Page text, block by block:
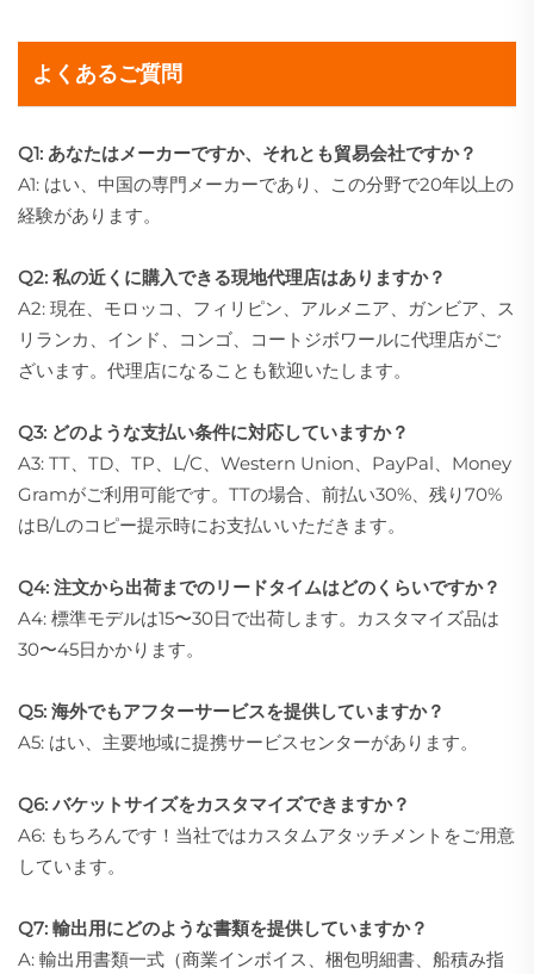
よくあるご質問
Q1: あなたはメーカーですか、それとも貿易会社ですか？
A1: はい、中国の専門メーカーであり、この分野で20年以上の
経験があります。
Q2: 私の近くに購入できる現地代理店はありますか？
A2: 現在、モロッコ、フィリピン、アルメニア、ガンビア、ス
リランカ、インド、コンゴ、コートジボワールに代理店がご
ざいます。代理店になることも歓迎いたします。
Q3: どのような支払い条件に対応していますか？
A3: TT、TD、TP、L/C、Western Union、PayPal、Money
Gramがご利用可能です。TTの場合、前払い30%、残り70%
はB/Lのコピー提示時にお支払いいただきます。
Q4: 注文から出荷までのリードタイムはどのくらいですか？
A4: 標準モデルは15〜30日で出荷します。カスタマイズ品は
30〜45日かかります。
Q5: 海外でもアフターサービスを提供していますか？
A5: はい、主要地域に提携サービスセンターがあります。
Q6: バケットサイズをカスタマイズできますか？
A6: もちろんです！当社ではカスタムアタッチメントをご用意
しています。
Q7: 輸出用にどのような書類を提供していますか？
A: 輸出用書類一式（商業インボイス、梱包明細書、船積み指